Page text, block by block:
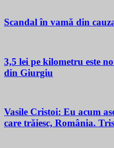
Scandal în vamă din
3,5 lei pe kilometru este
din Giurgiu
Vasile Cristoi: Eu acum
care trăiesc, România.